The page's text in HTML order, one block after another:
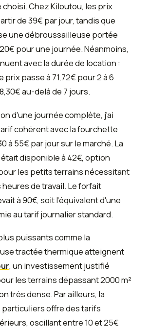
Chez Kiloutou, les prix
de 39€ par jour, tandis que
une débroussailleuse portée
pour une journée. Néanmoins,
avec la durée de location :
prix passe à 71,72€ pour 2 à 6
au-delà de 7 jours.
d'une journée complète, j'ai
cohérent avec la fourchette
à 55€ par jour sur le marché. La
disponible à 42€, option
les petits terrains nécessitant
de travail. Le forfait
à 90€, soit l'équivalent d'une
au tarif journalier standard.
puissants comme la
tractée thermique atteignent
, un investissement justifié
les terrains dépassant 2000 m²
très dense. Par ailleurs, la
offre des tarifs
oscillant entre 10 et 25€